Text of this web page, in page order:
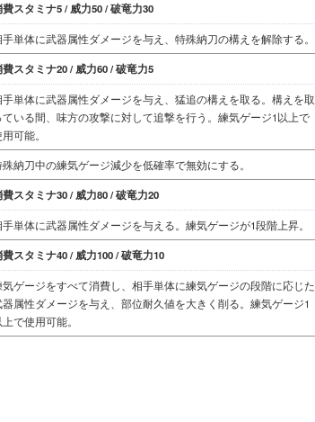
スタミナ5 / 威力50 / 破竜力30
手単体に武器属性ダメージを与え、特殊納刀の構えを解除する。
スタミナ20 / 威力60 / 破竜力5
手単体に武器属性ダメージを与え、猛追の構えを取る。構えを取
ている間、味方の攻撃に対して追撃を行う。練気ゲージ1以上で
可能。
殊納刀中の練気ゲージ減少を低確率で無効にする。
スタミナ30 / 威力80 / 破竜力20
手単体に武器属性ダメージを与える。練気ゲージが1段階上昇。
スタミナ40 / 威力100 / 破竜力10
気ゲージをすべて消費し、相手単体に練気ゲージの段階に応じた
器属性ダメージを与え、部位耐久値を大きく削る。練気ゲージ1
上で使用可能。